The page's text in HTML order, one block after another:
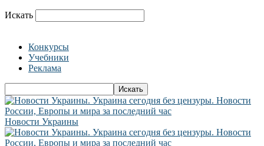
Искать
Конкурсы
Учебники
Реклама
Новости Украины